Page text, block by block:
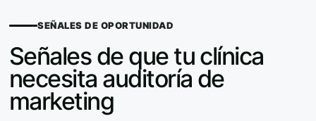
SEÑALES DE OPORTUNIDAD
Señales de que tu clínica
necesita auditoría de
marketing